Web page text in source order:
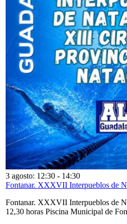
3 agosto: 12:30 - 14:30
Fontanar. XXXVII Interpueblos de
Fontanar. XXXVII Interpueblos de
12,30 horas Piscina Municipal de